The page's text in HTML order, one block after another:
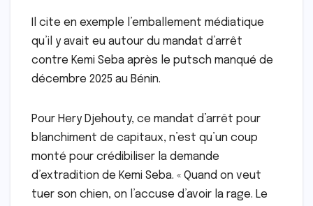
Il cite en exemple l’emballement médiatique
qu’il y avait eu autour du mandat d’arrêt
contre Kemi Seba après le putsch manqué de
décembre 2025 au Bénin.
Pour Hery Djehouty, ce mandat d’arrêt pour
blanchiment de capitaux, n’est qu’un coup
monté pour crédibiliser la demande
d’extradition de Kemi Seba. « Quand on veut
tuer son chien, on l’accuse d’avoir la rage. Le